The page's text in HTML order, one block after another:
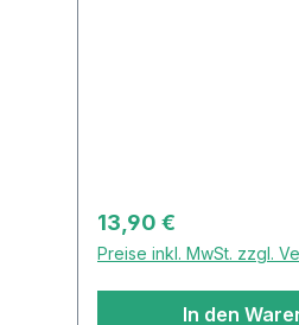
Regulärer Preis:
13,90 €
Preise inkl. MwSt. zzgl.
In den